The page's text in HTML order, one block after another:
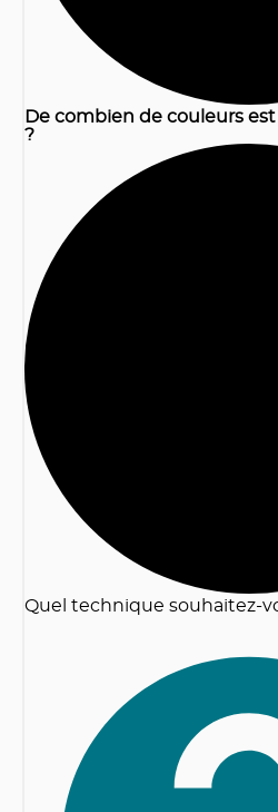
De combien de couleurs
?
Quel technique souhaitez-